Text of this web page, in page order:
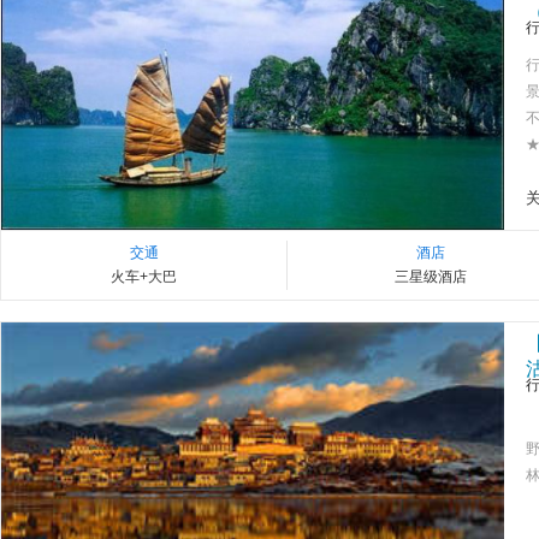
★
交通
火车+大巴
酒店
三星级酒店